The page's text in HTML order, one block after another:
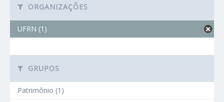
ORGANIZAÇÕES
UFRN (1)
GRUPOS
Patrimônio (1)